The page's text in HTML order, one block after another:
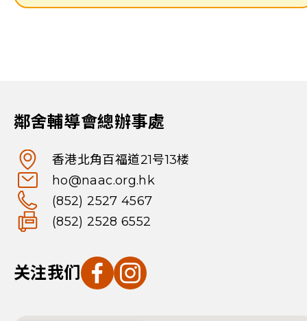
鄰舍輔導會總辦事處
香港北角百福道21号13楼
ho@naac.org.hk
(852) 2527 4567
(852) 2528 6552
关注我们